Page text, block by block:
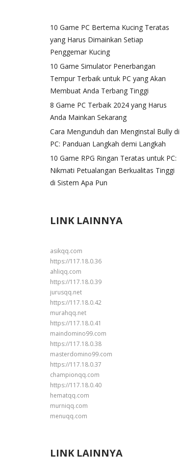
10 Game PC Bertema Kucing Teratas
yang Harus Dimainkan Setiap
Penggemar Kucing
10 Game Simulator Penerbangan
Tempur Terbaik untuk PC yang Akan
Membuat Anda Terbang Tinggi
8 Game PC Terbaik 2024 yang Harus
Anda Mainkan Sekarang
Cara Mengunduh dan Menginstal Bully di
PC: Panduan Langkah demi Langkah
10 Game RPG Ringan Teratas untuk PC:
Nikmati Petualangan Berkualitas Tinggi
di Sistem Apa Pun
LINK LAINNYA
asikqq.com
https://117.18.0.36
ahliqq.com
https://117.18.0.39
jurusqq.net
https://117.18.0.42
murahqq.net
https://117.18.0.41
maindomino99.com
https://117.18.0.38
masterdomino99.com
https://117.18.0.37
championqq.com
https://117.18.0.40
hematqq.com
murniqq.com
menuqq.com
LINK LAINNYA